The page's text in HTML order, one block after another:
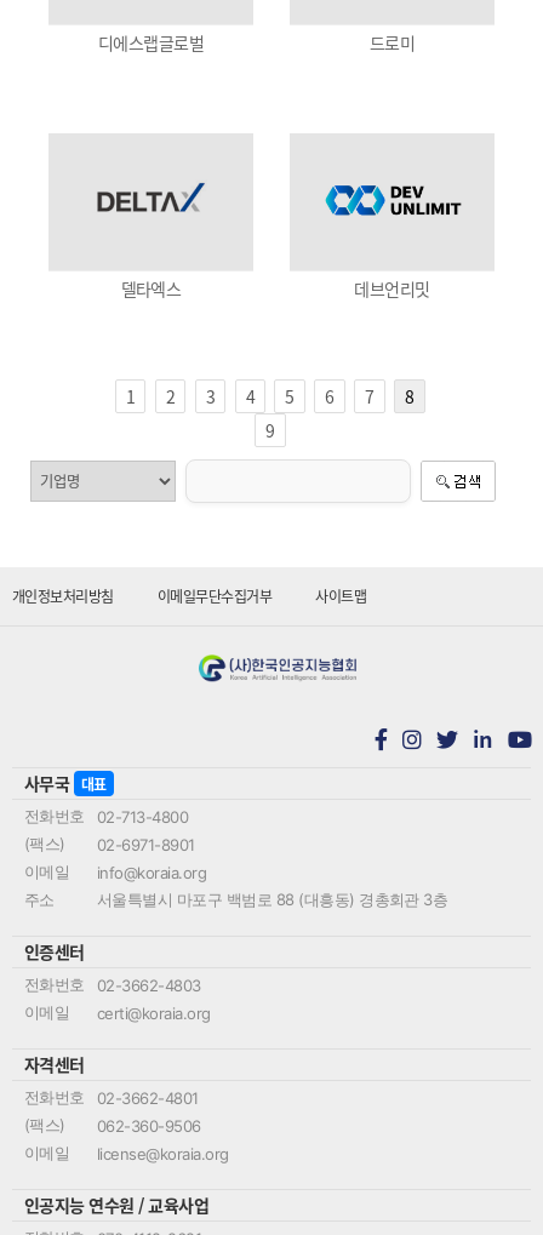
디에스랩글로벌 드로미
델타엑스 데브언리밋
1 2 3 4 5 6 7
8
9
개인정보처리방침 이메일무단수집거부 사이트맵
in
사무국 대표
전화번호
02-713-4800
(팩스)
02-6971-8901
이메일
info@koraia.org
주소
서울특별시 마포구 백범로 88 (대흥동) 경총회관 3층
인증센터
전화번호
02-3662-4803
이메일
certi@koraia.org
자격센터
전화번호
02-3662-4801
(팩스)
062-360-9506
이메일
license@koraia.org
인공지능 연수원 / 교육사업